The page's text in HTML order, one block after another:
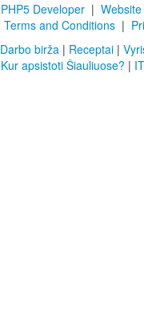
PHP5 Developer |
Terms and Conditions |
Darbo birža | Receptai |
Kur apsistoti Šiauliuose? |